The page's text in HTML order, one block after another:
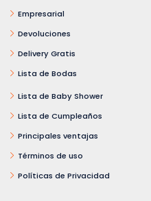
Empresarial
Devoluciones
Delivery Gratis
Lista de Bodas
Lista de Baby Shower
Lista de Cumpleaños
Principales ventajas
Términos de uso
Políticas de Privacidad